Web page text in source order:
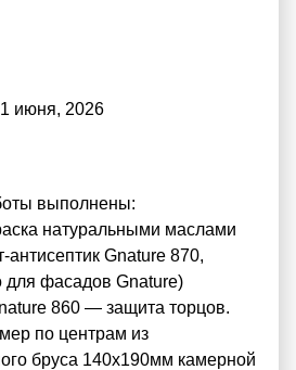
1 июня, 2026
выполнены:
натуральными маслами
антисептик Gnature 870,
для фасадов Gnature)
860 — защита торцов.
по центрам из
бруса 140х190мм камерной